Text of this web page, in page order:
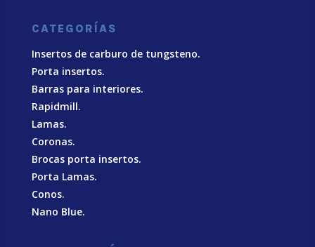
CATEGORÍAS
Insertos de carburo de tungsteno.
Porta insertos.
Barras para interiores.
Rapidmill.
Lamas.
Coronas.
Brocas porta insertos.
Porta Lamas.
Conos.
Nano Blue.